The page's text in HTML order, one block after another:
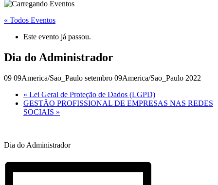
« Todos Eventos
Este evento já passou.
Dia do Administrador
09 09America/Sao_Paulo setembro 09America/Sao_Paulo 2022
« Lei Geral de Proteção de Dados (LGPD)
GESTÃO PROFISSIONAL DE EMPRESAS NAS REDES
SOCIAIS »
Dia do Administrador